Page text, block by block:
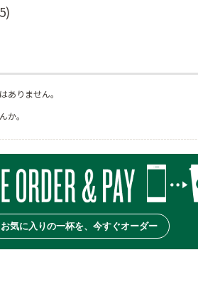
ありません。
か。
お気に入りの一杯を、今すぐオーダー